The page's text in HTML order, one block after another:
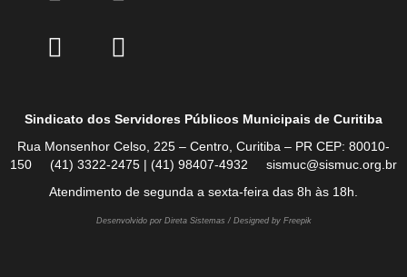
Sindicato dos Servidores Públicos Municipais de Curitiba
Rua Monsenhor Celso, 225 – Centro, Curitiba – PR CEP: 80010-
150 (41) 3322-2475 | (41) 98407-4932 sismuc@sismuc.org.br
Atendimento de segunda a sexta-feira das 8h às 18h.
Desenvolvido por Direta Sistemas / Designed by Freepik